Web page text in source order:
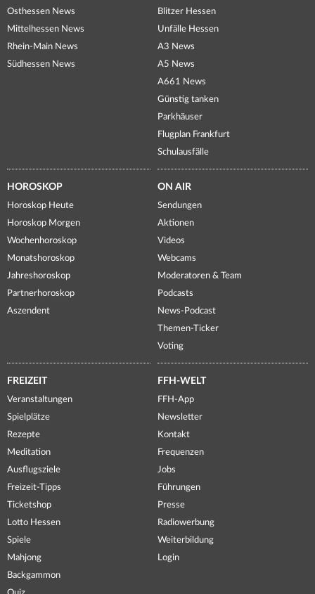
Osthessen News
Mittelhessen News
Rhein-Main News
Südhessen News
Blitzer Hessen
Unfälle Hessen
A3 News
A5 News
A661 News
Günstig tanken
Parkhäuser
Flugplan Frankfurt
Schulausfälle
HOROSKOP
Horoskop Heute
Horoskop Morgen
Wochenhoroskop
Monatshoroskop
Jahreshoroskop
Partnerhoroskop
Aszendent
ON AIR
Sendungen
Aktionen
Videos
Webcams
Moderatoren & Team
Podcasts
News-Podcast
Themen-Ticker
Voting
FREIZEIT
Veranstaltungen
Spielplätze
Rezepte
Meditation
Ausflugsziele
Freizeit-Tipps
Ticketshop
Lotto Hessen
Spiele
Mahjong
Backgammon
FFH-WELT
FFH-App
Newsletter
Kontakt
Frequenzen
Jobs
Führungen
Presse
Radiowerbung
Weiterbildung
Login